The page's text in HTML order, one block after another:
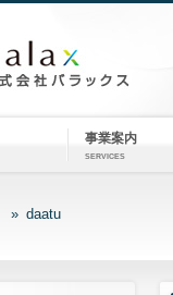
事業案内
SERVICES
daatu